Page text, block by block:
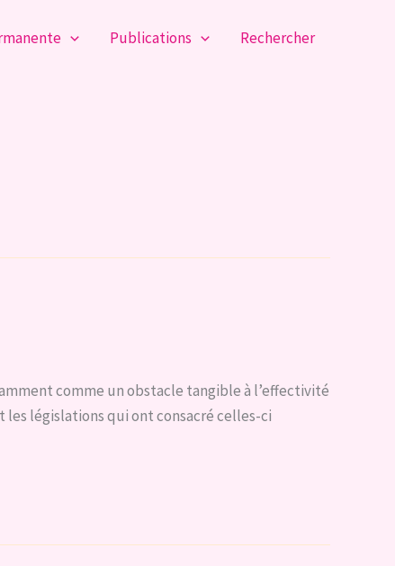
Publications Rechercher
comme un obstacle tangible à l’effectivité
législations qui ont consacré celles-ci